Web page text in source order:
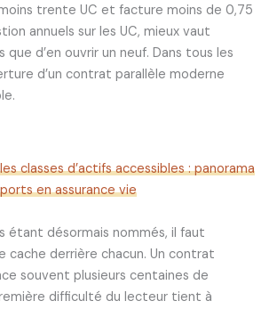
trente UC et facture moins de 0,75
annuels sur les UC, mieux vaut
que d’en ouvrir un neuf. Dans tous les
d’un contrat parallèle moderne
classes d’actifs accessibles : panorama
en assurance vie
étant désormais nommés, il faut
cache derrière chacun. Un contrat
souvent plusieurs centaines de
difficulté du lecteur tient à